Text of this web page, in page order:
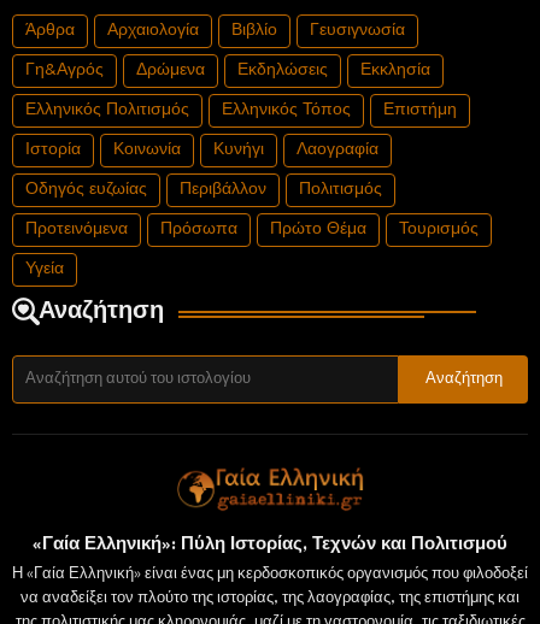
Άρθρα Αρχαιολογία Βιβλίο Γευσιγνωσία
Γη&Αγρός Δρώμενα Εκδηλώσεις Εκκλησία
Ελληνικός Πολιτισμός Ελληνικός Τόπος Επιστήμη
Ιστορία Κοινωνία Κυνήγι Λαογραφία
Οδηγός ευζωίας Περιβάλλον Πολιτισμός
Προτεινόμενα Πρόσωπα Πρώτο Θέμα Τουρισμός
Υγεία
Αναζήτηση
«Γαία Ελληνική»: Πύλη Ιστορίας, Τεχνών και Πολιτισμού
Η «Γαία Ελληνική» είναι ένας μη κερδοσκοπικός οργανισμός που φιλοδοξεί
να αναδείξει τον πλούτο της ιστορίας, της λαογραφίας, της επιστήμης και